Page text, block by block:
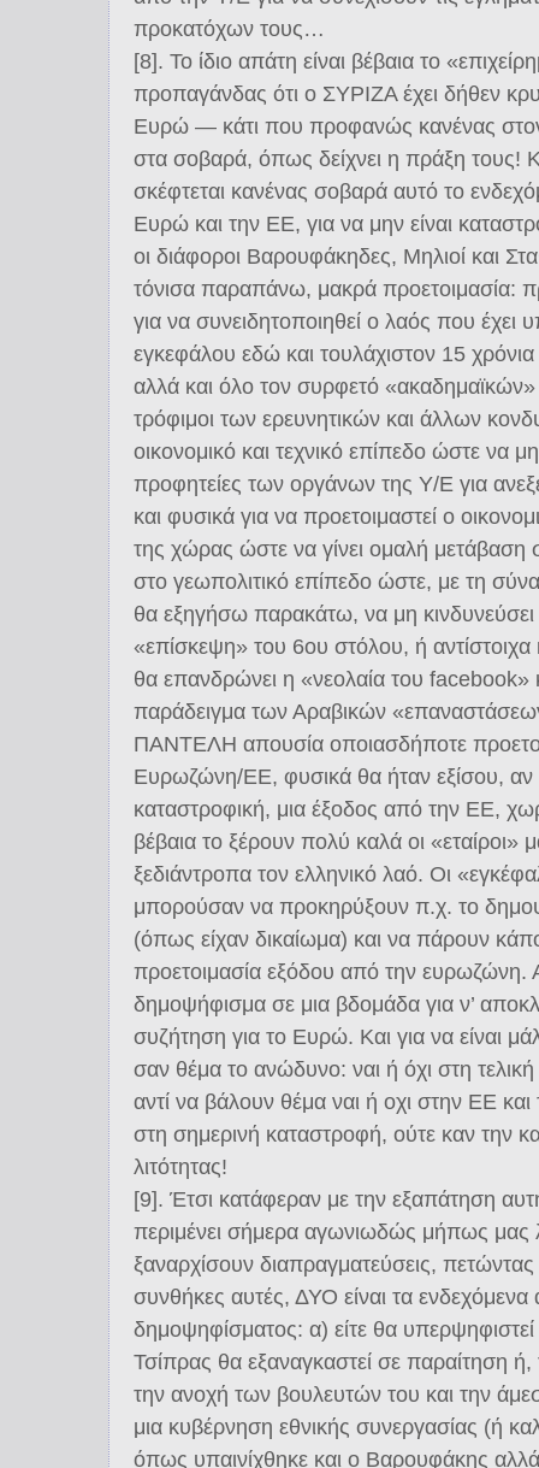
προκατόχων τους…
[8]. Το ίδιο απάτη είναι βέβαια το
προπαγάνδας ότι ο ΣΥΡΙΖΑ έχει δήθεν
Ευρώ ― κάτι που προφανώς κανένας
στα σοβαρά, όπως δείχνει η πράξη τους!
σκέφτεται κανένας σοβαρά αυτό το
Ευρώ και την ΕΕ, για να μην είναι
οι διάφοροι Βαρουφάκηδες, Μηλιοί και
τόνισα παραπάνω, μακρά προετοιμασία:
για να συνειδητοποιηθεί ο λαός που έχει
εγκεφάλου εδώ και τουλάχιστον 15
αλλά και όλο τον συρφετό «ακαδημαϊκών»
τρόφιμοι των ερευνητικών και άλλων
οικονομικό και τεχνικό επίπεδο ώστε να
προφητείες των οργάνων της Υ/Ε για
και φυσικά για να προετοιμαστεί ο
της χώρας ώστε να γίνει ομαλή μετάβαση
στο γεωπολιτικό επίπεδο ώστε, με τη
θα εξηγήσω παρακάτω, να μη
«επίσκεψη» του 6ου στόλου, ή
θα επανδρώνει η «νεολαία του facebook»
παράδειγμα των Αραβικών
ΠΑΝΤΕΛΗ απουσία οποιασδήποτε
Ευρωζώνη/ΕΕ, φυσικά θα ήταν εξίσου, αν
καταστροφική, μια έξοδος από την ΕΕ,
βέβαια το ξέρουν πολύ καλά οι «εταίροι»
ξεδιάντροπα τον ελληνικό λαό. Οι
μπορούσαν να προκηρύξουν π.χ. το
(όπως είχαν δικαίωμα) και να πάρουν
προετοιμασία εξόδου από την ευρωζώνη.
δημοψήφισμα σε μια βδομάδα για ν’
συζήτηση για το Ευρώ. Και για να είναι
σαν θέμα το ανώδυνο: ναι ή όχι στη
αντί να βάλουν θέμα ναι ή οχι στην ΕΕ
στη σημερινή καταστροφή, ούτε καν την
λιτότητας!
[9]. Έτσι κατάφεραν με την εξαπάτηση
περιμένει σήμερα αγωνιωδώς μήπως μας
ξαναρχίσουν διαπραγματεύσεις,
συνθήκες αυτές, ΔΥΟ είναι τα
δημοψηφίσματος: α) είτε θα
Τσίπρας θα εξαναγκαστεί σε παραίτηση ή,
την ανοχή των βουλευτών του και την
μια κυβέρνηση εθνικής συνεργασίας (ή
όπως υπαινίχθηκε και ο Βαρουφάκης